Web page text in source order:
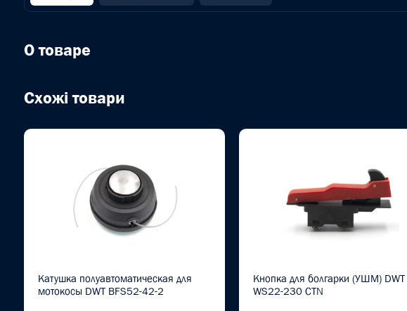
О товаре
Схожі товари
Катушка полуавтоматическая для
мотокосы DWT BFS52-42-2
Кнопка для болгарки (УШМ) DWT
WS22-230 CTN